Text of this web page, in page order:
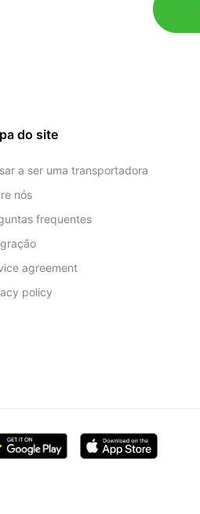
do site
a ser uma transportadora
nós
frequentes
agreement
policy